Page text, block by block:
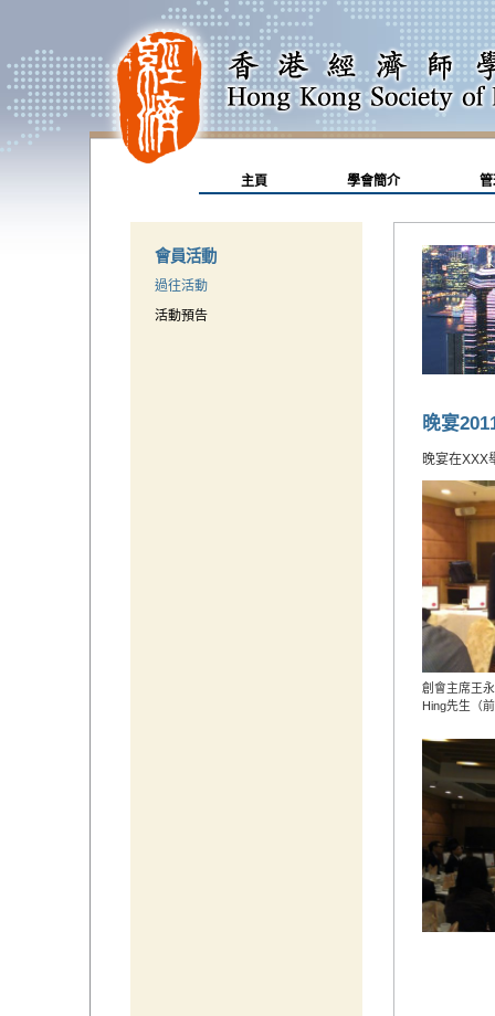
主頁 學會簡介
會員活動
過往活動
活動預告
晚宴
晚宴在XXX
創會主席王
Hing先生（